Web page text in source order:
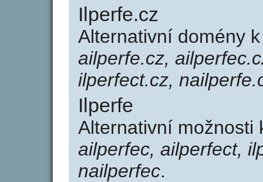
Ilperfe.cz
Alternativní domény
ailperfe.cz,
ilperfect.cz,
Ilperfe
Alternativní
ailperfec, ailperfect,
nailperfec.